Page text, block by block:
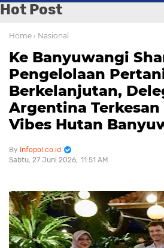
Hot Post
Home › Nasional
Ke Banyuwangi
Pengelolaan
Berkelanjutan,
Argentina
Vibes Hutan
Infopol.co.id
Sabtu, 27 Juni 2026 11:51 AM